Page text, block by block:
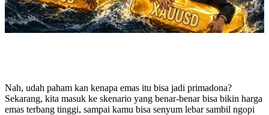
Nah, udah paham kan kenapa emas itu bisa jadi primadona?
Sekarang, kita masuk ke skenario yang benar-benar bisa bikin harga
emas terbang tinggi, sampai kamu bisa senyum lebar sambil ngopi